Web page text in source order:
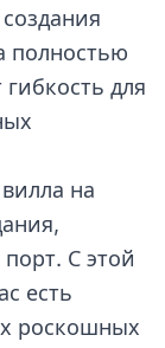
полностью
для
на
С этой
есть
роскошных